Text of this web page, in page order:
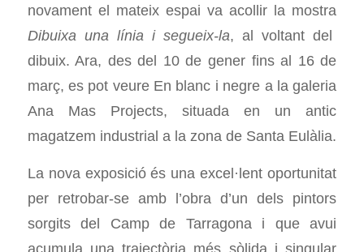
novament el mateix espai va acollir la mostra
Dibuixa una línia i segueix-la, al voltant del
dibuix. Ara, des del 10 de gener fins al 16 de
març, es pot veure En blanc i negre a la galeria
Ana Mas Projects, situada en un antic
magatzem industrial a la zona de Santa Eulàlia.
La nova exposició és una excel·lent oportunitat
per retrobar-se amb l’obra d’un dels pintors
sorgits del Camp de Tarragona i que avui